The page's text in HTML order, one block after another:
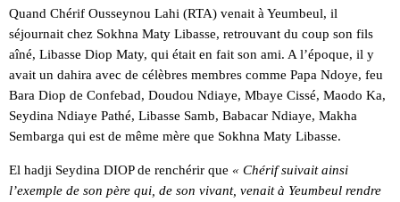
Quand Chérif Ousseynou Lahi (RTA) venait à Yeumbeul, il
séjournait chez Sokhna Maty Libasse, retrouvant du coup son fils
aîné, Libasse Diop Maty, qui était en fait son ami. A l’époque, il y
avait un dahira avec de célèbres membres comme Papa Ndoye, feu
Bara Diop de Confebad, Doudou Ndiaye, Mbaye Cissé, Maodo Ka,
Seydina Ndiaye Pathé, Libasse Samb, Babacar Ndiaye, Makha
Sembarga qui est de même mère que Sokhna Maty Libasse.
El hadji Seydina DIOP de renchérir que « Chérif suivait ainsi
l’exemple de son père qui, de son vivant, venait à Yeumbeul rendre